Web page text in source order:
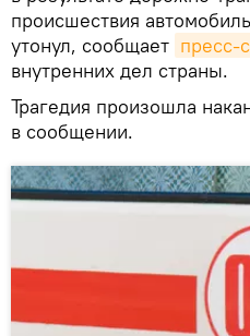
происшествия
утонул, сообщает пресс-
внутренних дел страны.
Трагедия произошла
в сообщении.